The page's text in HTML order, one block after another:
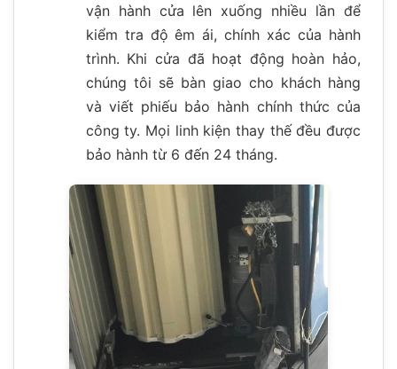
vận hành cửa lên xuống nhiều lần để
kiểm tra độ êm ái, chính xác của hành
trình. Khi cửa đã hoạt động hoàn hảo,
chúng tôi sẽ bàn giao cho khách hàng
và viết phiếu bảo hành chính thức của
công ty. Mọi linh kiện thay thế đều được
bảo hành từ 6 đến 24 tháng.